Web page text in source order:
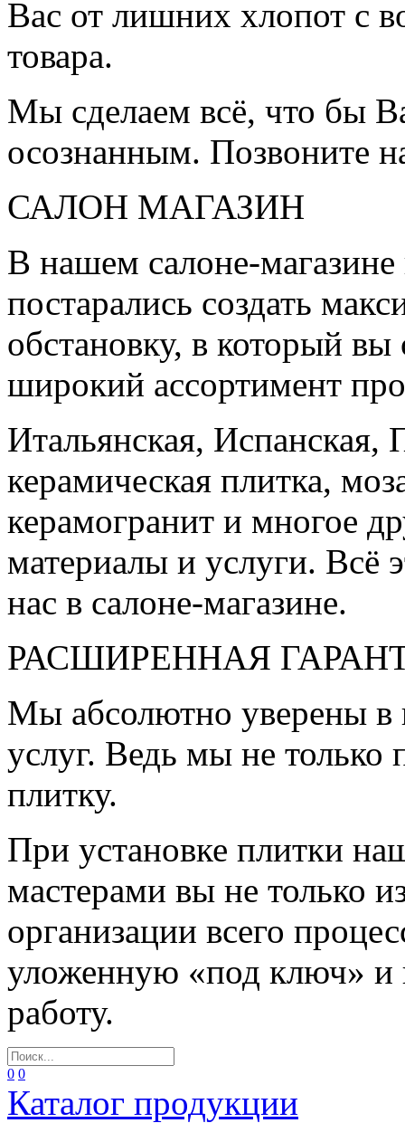
Вас от лишних хлопот с
товара.
Мы сделаем всё, что бы
осознанным. Позвоните
САЛОН МАГАЗИН
В нашем салоне-
постарались создать
обстановку, в который
широкий ассортимент
Итальянская, Испанская,
керамическая плитка,
керамогранит и многое
материалы и услуги. Всё
нас в салоне-магазине.
РАСШИРЕННАЯ
Мы абсолютно уверены в
услуг. Ведь мы не
плитку.
При установке плитки
мастерами вы не только
организации всего
уложенную «под ключ» и
работу.
0 0
Каталог продукции